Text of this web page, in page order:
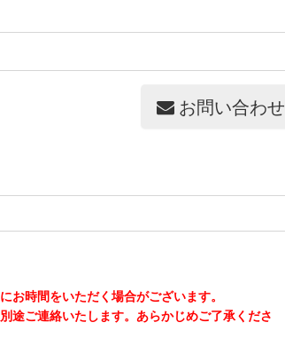
お問い合わせ
お時間をいただく場合がございます。
途ご連絡いたします。あらかじめご了承くださ